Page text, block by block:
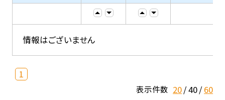
情報はございません
1
表示件数 20 40 60